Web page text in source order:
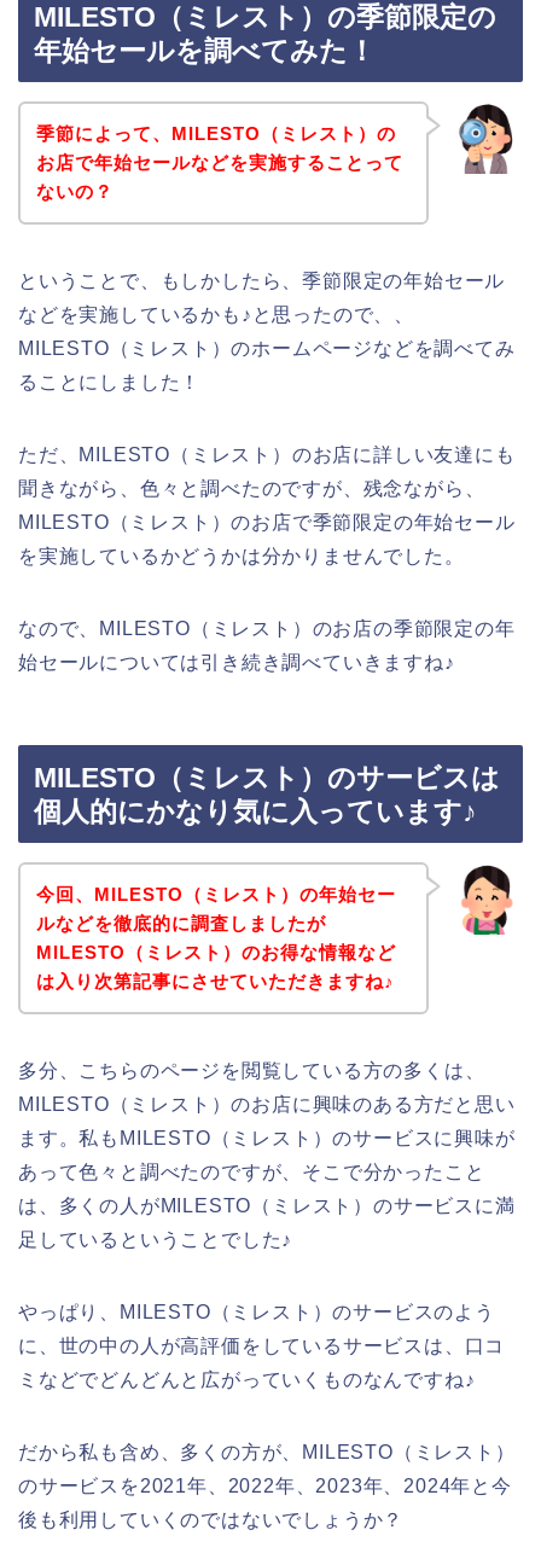
MILESTO（ミレスト）の季節限定の
年始セールを調べてみた！
季節によって、MILESTO（ミレスト）の
お店で年始セールなどを実施することって
ないの？
ということで、もしかしたら、季節限定の年始セール
などを実施しているかも♪と思ったので、、
MILESTO（ミレスト）のホームページなどを調べてみ
ることにしました！
ただ、MILESTO（ミレスト）のお店に詳しい友達にも
聞きながら、色々と調べたのですが、残念ながら、
MILESTO（ミレスト）のお店で季節限定の年始セール
を実施しているかどうかは分かりませんでした。
なので、MILESTO（ミレスト）のお店の季節限定の年
始セールについては引き続き調べていきますね♪
MILESTO（ミレスト）のサービスは
個人的にかなり気に入っています♪
今回、MILESTO（ミレスト）の年始セー
ルなどを徹底的に調査しましたが
MILESTO（ミレスト）のお得な情報など
は入り次第記事にさせていただきますね♪
多分、こちらのページを閲覧している方の多くは、
MILESTO（ミレスト）のお店に興味のある方だと思い
ます。私もMILESTO（ミレスト）のサービスに興味が
あって色々と調べたのですが、そこで分かったこと
は、多くの人がMILESTO（ミレスト）のサービスに満
足しているということでした♪
やっぱり、MILESTO（ミレスト）のサービスのよう
に、世の中の人が高評価をしているサービスは、口コ
ミなどでどんどんと広がっていくものなんですね♪
だから私も含め、多くの方が、MILESTO（ミレスト）
のサービスを2021年、2022年、2023年、2024年と今
後も利用していくのではないでしょうか？